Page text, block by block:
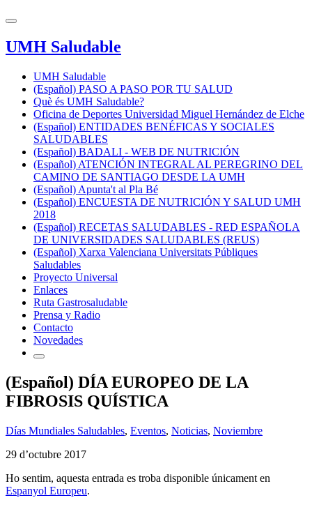
UMH Saludable
UMH Saludable
(Español) PASO A PASO POR TU SALUD
Què és UMH Saludable?
Oficina de Deportes Universidad Miguel Hernández de Elche
(Español) ENTIDADES BENÉFICAS Y SOCIALES
SALUDABLES
(Español) BADALI - WEB DE NUTRICIÓN
(Español) ATENCIÓN INTEGRAL AL PEREGRINO DEL
CAMINO DE SANTIAGO DESDE LA UMH
(Español) Apunta't al Pla Bé
(Español) ENCUESTA DE NUTRICIÓN Y SALUD UMH
2018
(Español) RECETAS SALUDABLES - RED ESPAÑOLA
DE UNIVERSIDADES SALUDABLES (REUS)
(Español) Xarxa Valenciana Universitats Públiques
Saludables
Proyecto Universal
Enlaces
Ruta Gastrosaludable
Prensa y Radio
Contacto
Novedades
(Español) DÍA EUROPEO DE LA
FIBROSIS QUÍSTICA
Días Mundiales Saludables, Eventos, Noticias, Noviembre
29 d’octubre 2017
Ho sentim, aquesta entrada es troba disponible únicament en
Espanyol Europeu.